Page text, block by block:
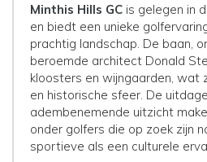
Minthis Hills GC is gelegen in
en biedt een unieke
prachtig landschap. De baan,
beroemde architect Donald
kloosters en wijngaarden, wat
en historische sfeer. De
adembenemende uitzicht
onder golfers die op zoek zijn
sportieve als een culturele